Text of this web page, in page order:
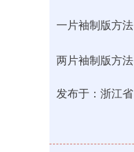
一片袖制版方法
两片袖制版方法
发布于：浙江省